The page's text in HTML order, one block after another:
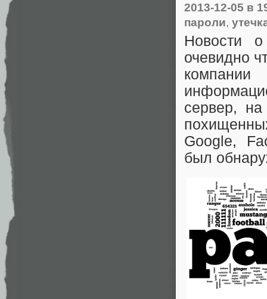
2013-12-05 в
пароли,
Новости
очевидно
сервер,
Google,
был